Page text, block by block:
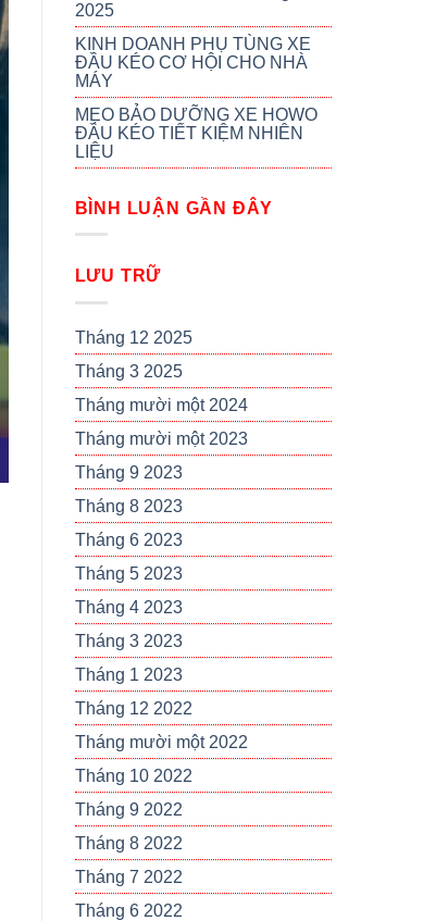
2025
KINH DOANH PHỤ TÙNG XE
ĐẦU KÉO CƠ HỘI CHO NHÀ
MÁY
MẸO BẢO DƯỠNG XE HOWO
ĐẦU KÉO TIẾT KIỆM NHIÊN
LIỆU
BÌNH LUẬN GẦN ĐÂY
LƯU TRỮ
Tháng 12 2025
Tháng 3 2025
Tháng mười một 2024
Tháng mười một 2023
Tháng 9 2023
Tháng 8 2023
Tháng 6 2023
Tháng 5 2023
Tháng 4 2023
Tháng 3 2023
Tháng 1 2023
Tháng 12 2022
Tháng mười một 2022
Tháng 10 2022
Tháng 9 2022
Tháng 8 2022
Tháng 7 2022
Tháng 6 2022